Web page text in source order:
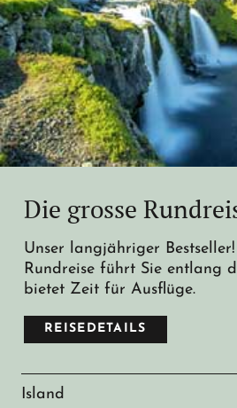
Die grosse
Unser langjähriger
Rundreise führt Sie entlang
bietet Zeit für Ausflüge.
REISEDETAILS
Island